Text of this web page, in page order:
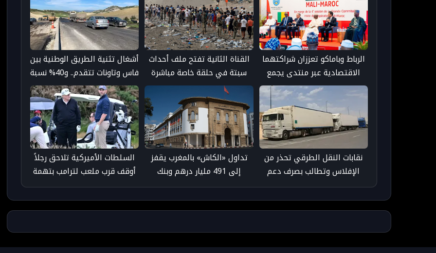
الرباط وباماكو تعززان شراكتهما
الاقتصادية عبر منتدى يجمع
أكثر من 300 فاعل اقتصادي
القناة الثانية تفتح ملف أحداث
سبتة في حلقة خاصة مباشرة
بعد النشرة المسائية
أشغال تثنية الطريق الوطنية بين
فاس وتاونات تتقدم.. و40% نسبة
إنجاز قنطرة وادي ورغة
نقابات النقل الطرقي تحذر من
الإفلاس وتطالب بصرف دعم
المحروقات المتأخر
تداول «الكاش» بالمغرب يقفز
إلى 491 مليار درهم وبنك
المغرب يحذر من تداعياته
السلطات الأميركية تلاحق رجلاً
أوقف قرب ملعب لترامب بتهمة
حيازة سلاح ناري